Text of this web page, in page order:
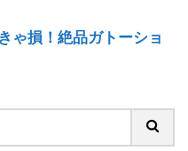
ゃ損！絶品ガトーショ